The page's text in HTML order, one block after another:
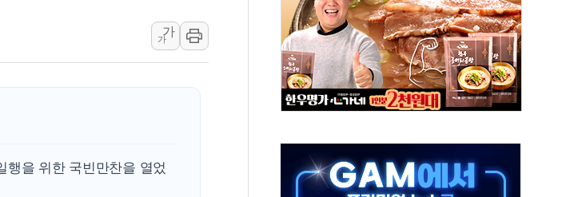
시간 마라톤 부동산 2차 회의' 주재… "전폭적 공급 확대·속도전 총력"
냥 폴리실리콘 관세 15% 부과…美 태양광주 급등
에르도안의 만남
가
가
행을 위한 국빈만찬을 열었